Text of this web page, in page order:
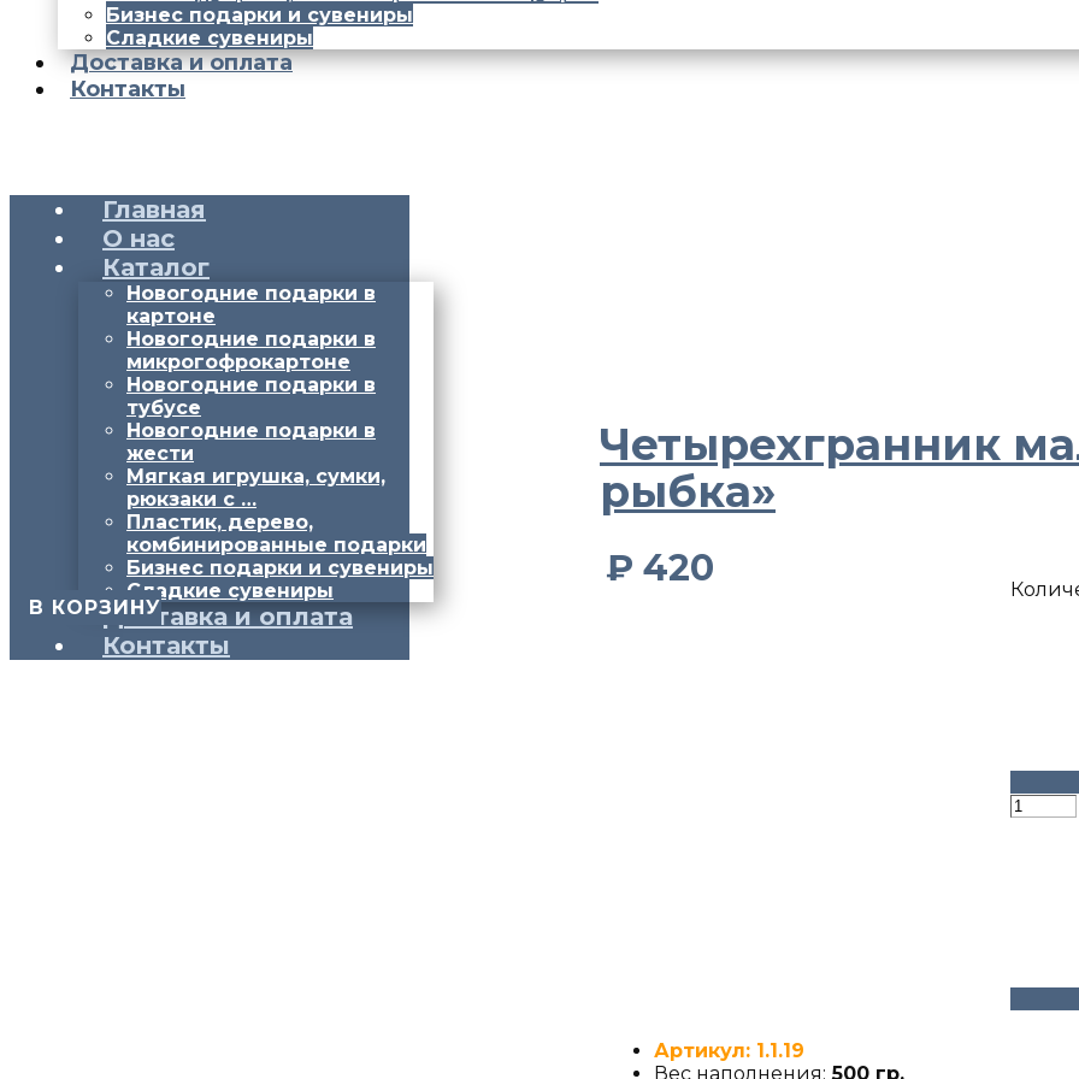
Бизнес подарки и сувениры
Сладкие сувениры
Доставка и оплата
Контакты
Главная
О нас
Каталог
Новогодние подарки в
картоне
Новогодние подарки в
микрогофрокартоне
Новогодние подарки в
тубусе
Новогодние подарки в
жести
Мягкая игрушка, сумки,
рюкзаки с …
Пластик, дерево,
комбинированные подарки
Бизнес подарки и сувениры
Сладкие сувениры
Доставка и оплата
Контакты
Четырехгранник
рыбка»
₽ 420
​ В КОРЗИНУ
Артикул: 1.1.19
Вес наполнения: 500 гр.